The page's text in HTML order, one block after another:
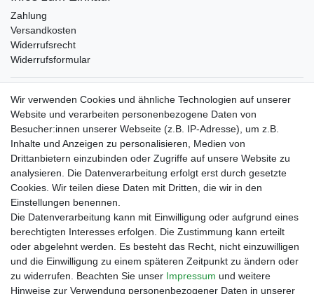
Zahlung
Versandkosten
Widerrufsrecht
Widerrufsformular
Verpackungslizenz
bei der Landbell AG
Zahlungsarten
Vorabüberweisung
Rechnungskauf
Zahlung bei Abholung
PayPal (inkl. Kreditkarten)
Wir verwenden Cookies und ähnliche Technologien auf unserer
Website und verarbeiten personenbezogene Daten von
Besucher:innen unserer Webseite (z.B. IP-Adresse), um z.B.
Inhalte und Anzeigen zu personalisieren, Medien von
Drittanbietern einzubinden oder Zugriffe auf unsere Website zu
analysieren. Die Datenverarbeitung erfolgt erst durch gesetzte
Cookies. Wir teilen diese Daten mit Dritten, die wir in den
Einstellungen benennen.
Die Datenverarbeitung kann mit Einwilligung oder aufgrund eines
berechtigten Interesses erfolgen. Die Zustimmung kann erteilt
oder abgelehnt werden. Es besteht das Recht, nicht einzuwilligen
und die Einwilligung zu einem späteren Zeitpunkt zu ändern oder
zu widerrufen. Beachten Sie unser Impressum und weitere
Hinweise zur Verwendung personenbezogener Daten in unserer